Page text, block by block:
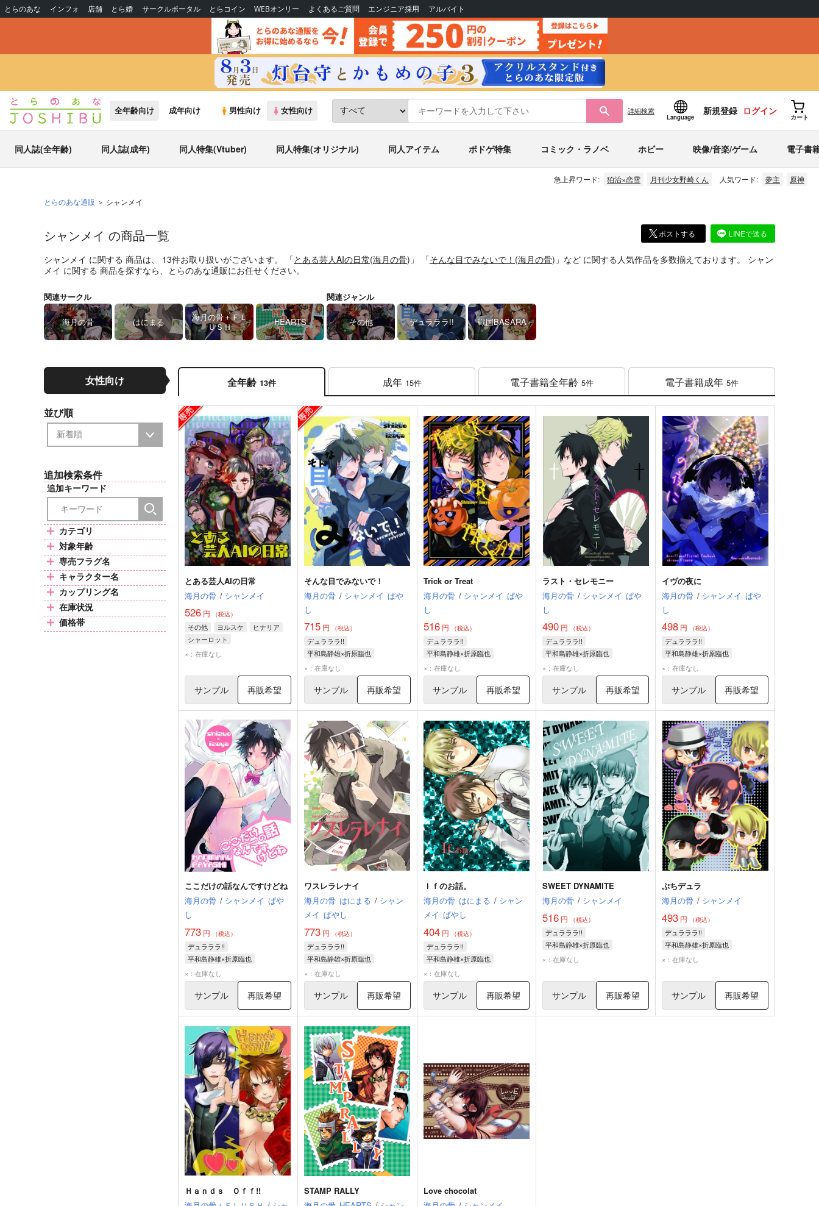
とらのあな インフォ 店舗 とら婚 サークルポータル とらコイン WEBオンリー よくあるご質問 エンジニア採用 アルバイト
全年齢向け 成年向け 男性向け 女性向け 詳細検索
Language
新規登録 ログイン
カート
同人誌(全年齢) 同人誌(成年) 同人特集(Vtuber) 同人特集(オリジナル) 同人アイテム ボドゲ特集 コミック・ラノベ ホビー 映像/音楽/ゲーム 電子書
急上昇ワード: 狛治×恋雪 月刊少女野崎くん 人気ワード: 夢主 原神
とらのあな通販 シャンメイ
ポストする LINEで送る
シャンメイ の商品一覧
シャンメイ に関する 商品は、 13件お取り扱いがございます。 「とある芸人AIの日常(海月の骨)」 「そんな目でみないで！ (海月の骨)」 など に関する人気作品を多数揃えております。 シャン
メイ に関する 商品を探すなら、とらのあな通販にお任せください。
関連サークル
海月の骨 はにまる
海月の骨＋ＦＬ
ＵＳＨ
HEARTS
関連ジャンル
その他 デュラララ!! 戦国BASARA
女性向け
並び順
追加検索条件
追加キーワード
カテゴリ
対象年齢
専売フラグ名
キャラクター名
カップリング名
在庫状況
価格帯
全年齢 13件 成年 15件 電子書籍全年齢 5件 電子書籍成年 5件
とある芸人AIの日常
海月の骨 / シャンメイ
526 円 （税込）
その他 ヨルスケ
ヒナリア
シャーロット
×：在庫なし
サンプル 再販希望
そんな目でみないで！
海月の骨 / シャンメイ ぱや
し
715円 （税込）
デュラララ!!
平和島静雄×折原臨也
折原臨也
岸谷新羅
×：在庫なし
サンプル 再販希望
Trick or Treat
海月の骨 / シャンメイ ぱや
し
516円 （税込）
デュラララ!!
平和島静雄×折原臨也
折原臨也
岸谷新羅
×：在庫なし
サンプル 再販希望
ラスト・セレモニー
海月の骨 / シャンメイ ぱや
し
490 円 （税込）
デュラララ!!
平和島静雄×折原臨也
折原臨也
×：在庫なし
サンプル 再販希望
イヴの夜に
海月の骨 / シャンメイ ぱや
し
498 円 （税込）
デュラララ!!
平和島静雄×折原臨也
折原臨也
×：在庫なし
サンプル 再販希望
ここだけの話なんですけどね
海月の骨 / シャンメイ ぱや
し
773 円 （税込）
デュラララ!!
平和島静雄×折原臨也
折原臨也
×：在庫なし
サンプル 再販希望
ワスレラレナイ
海月の骨 はにまる / シャン
メイ ぱやし
773円 （税込）
デュラララ!!
平和島静雄×折原臨也
折原臨也
×：在庫なし
サンプル 再販希望
Ｉｆのお話。
海月の骨 はにまる / シャン
メイ ぱやし
404円 （税込）
デュラララ!!
平和島静雄×折原臨也
折原臨也
×：在庫なし
サンプル 再販希望
SWEET DYNAMITE
海月の骨 / シャンメイ
516 円 （税込）
デュラララ!!
平和島静雄×折原臨也
折原臨也
×：在庫なし
サンプル 再販希望
ぷちデュラ
海月の骨 / シャンメイ
493 円 （税込）
デュラララ!!
平和島静雄×折原臨也
折原臨也
×：在庫なし
サンプル 再販希望
Ｈａｎｄｓ Ｏｆｆ!!
STAMP RALLY
Love chocolat